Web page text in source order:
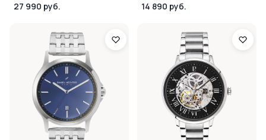
27 990 руб.
14 890 руб.